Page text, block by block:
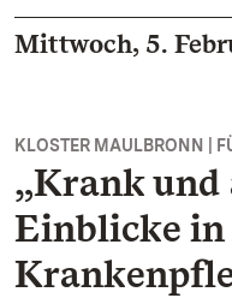
Mittwoch, 5.
KLOSTER MAULBRONN |
„Krank
Einblicke